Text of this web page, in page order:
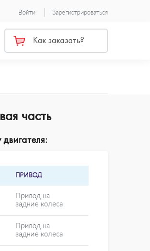
Войти Зарегистрироваться
Как заказать?
часть
ПРИВОД
Привод на
задние колеса
Привод на
задние колеса